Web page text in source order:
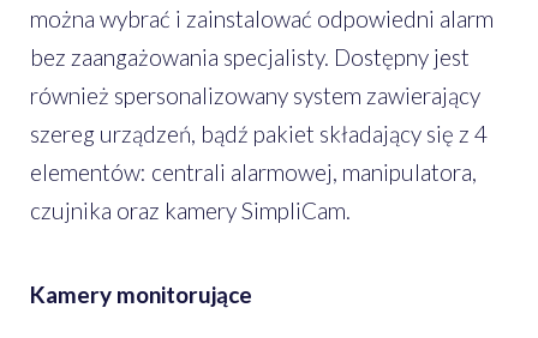
można wybrać i zainstalować odpowiedni alarm
bez zaangażowania specjalisty. Dostępny jest
również spersonalizowany system zawierający
szereg urządzeń, bądź pakiet składający się z 4
elementów: centrali alarmowej, manipulatora,
czujnika oraz kamery SimpliCam.
Kamery monitorujące